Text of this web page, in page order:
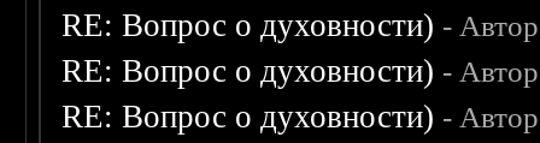
RE: Вопрос о духовности) -
RE: Вопрос о духовности) -
RE: Вопрос о духовности) -